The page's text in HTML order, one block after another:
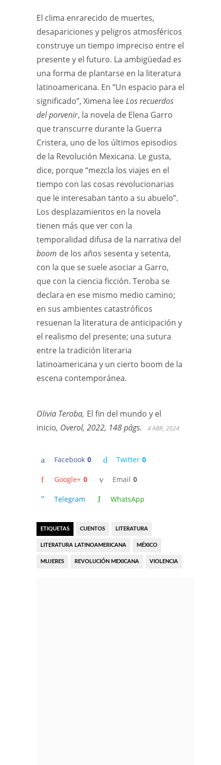
El clima enrarecido de muertes,
desapariciones y peligros atmosféricos
construye un tiempo impreciso entre el
presente y el futuro. La ambigüedad es
una forma de plantarse en la literatura
latinoamericana. En “Un espacio para el
significado”, Ximena leeLos recuerdos
del porvenir, la novela de Elena Garro
que transcurre durante la Guerra
Cristera, uno de los últimos episodios
de la Revolución Mexicana. Le gusta,
dice, porque “mezcla los viajes en el
tiempo con las cosas revolucionarias
que le interesaban tanto a su abuelo”.
Los desplazamientos en la novela
tienen más que ver con la
temporalidad difusa de la narrativa del
boom de los años sesenta y setenta,
con la que se suele asociar a Garro,
que con la ciencia ficción. Teroba se
declara en ese mismo medio camino;
en sus ambientes catastróficos
resuenan la literatura de anticipación y
el realismo del presente; una sutura
entre la tradición literaria
latinoamericana y un cierto boom de la
escena contemporánea.
Olivia Teroba, El fin del mundo y el
inicio, Overol, 2022, 148 págs.
Facebook 0 Twitter 0
Google+ 0 Email 0
Telegram WhatsApp
4 ABR, 2024
ETIQUETAS CUENTOS LITERATURA
LITERATURA LATINOAMERICANA MÉXICO
MUJERES REVOLUCIÓN MEXICANA VIOLENCIA